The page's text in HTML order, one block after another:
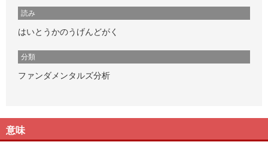
読み
はいとうかのうげんどがく
分類
ファンダメンタルズ分析
意味